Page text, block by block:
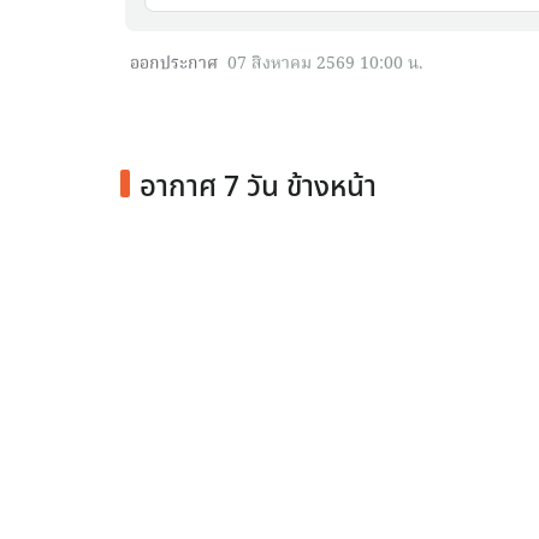
ออกประกาศ 07 สิงหาคม 2569 10:00 น.
อากาศ 7 วัน ข้างหน้า